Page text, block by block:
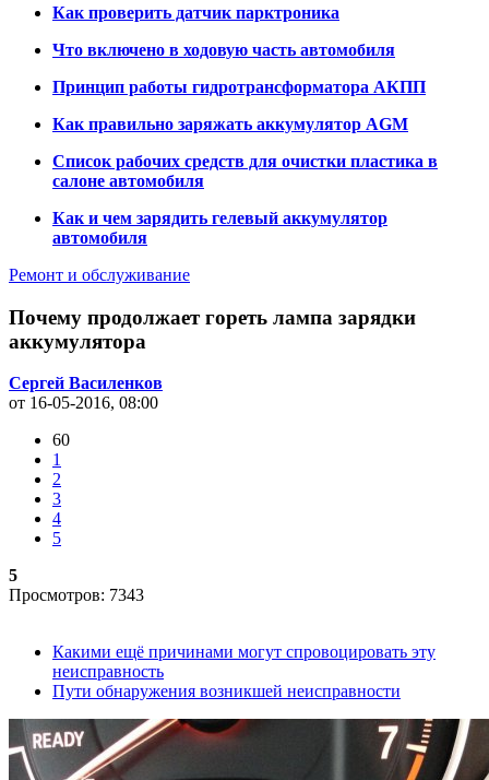
Как проверить датчик парктроника
Что включено в ходовую часть автомобиля
Принцип работы гидротрансформатора АКПП
Как правильно заряжать аккумулятор AGM
Список рабочих средств для очистки пластика в
салоне автомобиля
Как и чем зарядить гелевый аккумулятор
автомобиля
Ремонт и обслуживание
Почему продолжает гореть лампа зарядки
аккумулятора
Сергей Василенков
от 16-05-2016, 08:00
60
1
2
3
4
5
5
Просмотров: 7343
Какими ещё причинами могут спровоцировать эту
неисправность
Пути обнаружения возникшей неисправности